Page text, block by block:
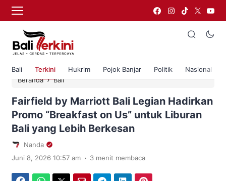
Bali Terkini Hukrim Pojok Banjar Politik Nasional
Beranda›Bali
Fairfield by Marriott Bali Legian Hadirkan
Promo “Breakfast on Us” untuk Liburan
Bali yang Lebih Berkesan
Nanda
Juni 8, 2026 10:57 am . 3 menit membaca